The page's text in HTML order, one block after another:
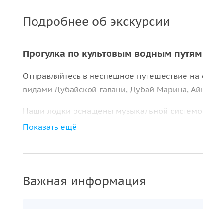
Подробнее об экскурсии
Прогулка по культовым водным путям
Отправляйтесь в неспешное путешествие
видами Дубайской гавани, Дубай Марина,
Наши лодки оснащены музыкальной
душем, а также столиками для вашего
Показать ещё
Важная информация